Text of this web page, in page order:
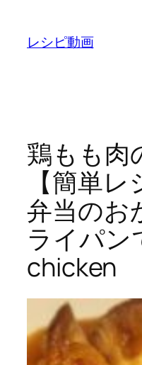
レシピ動画
鶏もも肉
【簡単
弁当のお
ライパン
chicken